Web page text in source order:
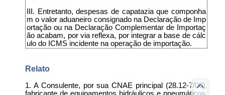
III. Entretanto, despesas de capatazia que componha
m o valor aduaneiro consignado na Declaração de Imp
ortação ou na Declaração Complementar de Importaç
ão acabam, por via reflexa, por integrar a base de cálc
ulo do ICMS incidente na operação de importação.
Relato
1. A Consulente, por sua CNAE principal (28.12-7/00),